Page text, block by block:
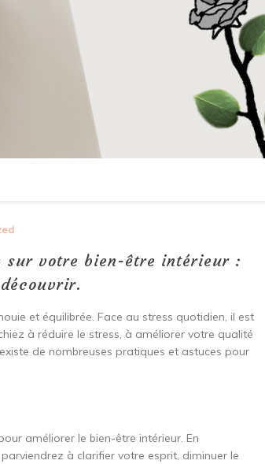
sur votre bien-être intérieur :
et équilibrée. Face au stress quotidien, il est
à réduire le stress, à améliorer votre qualité
de nombreuses pratiques et astuces pour
améliorer le bien-être intérieur. En
à clarifier votre esprit, diminuer le